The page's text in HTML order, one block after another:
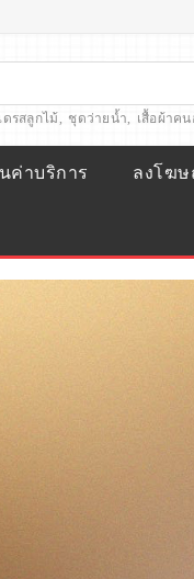
เดรสลูกไม้, ชุดว่ายน้ำ, เสื้อผ้าค
ค่าบริการ ลงโฆ